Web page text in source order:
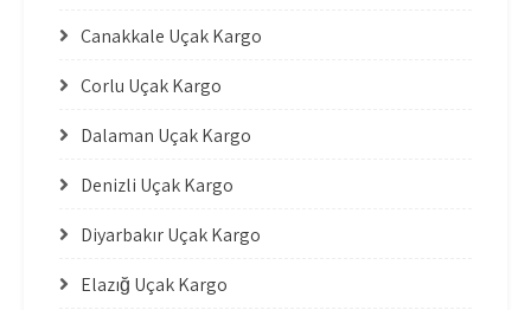
Çanakkale Uçak Kargo
Çorlu Uçak Kargo
Dalaman Uçak Kargo
Denizli Uçak Kargo
Diyarbakır Uçak Kargo
Elazığ Uçak Kargo